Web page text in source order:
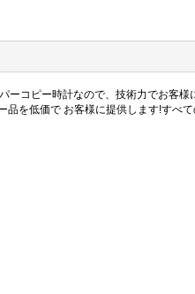
コピー時計なので、技術力でお客様
を低価で お客様に提供します!すべて